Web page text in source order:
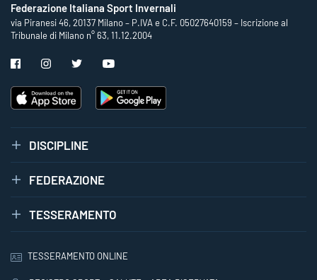
Federazione Italiana Sport Invernali
via Piranesi 46, 20137 Milano – P.IVA e C.F. 05027640159 – Iscrizione al
Tribunale di Milano n° 63, 11.12.2004
DISCIPLINE
FEDERAZIONE
TESSERAMENTO
TESSERAMENTO ONLINE